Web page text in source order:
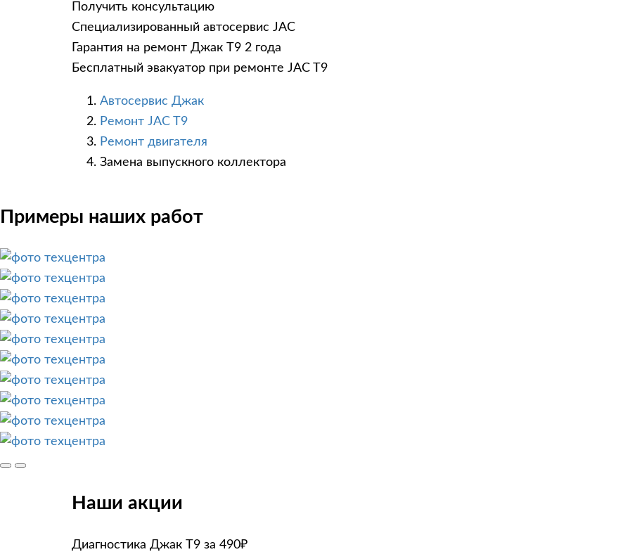
Получить консультацию
Специализированный автосервис JAC
Гарантия на ремонт Джак Т9 2 года
Бесплатный эвакуатор при ремонте JAC T9
Автосервис Джак
Ремонт JAC T9
Ремонт двигателя
Замена выпускного коллектора
Примеры наших работ
Наши акции
Диагностика Джак Т9 за 490₽